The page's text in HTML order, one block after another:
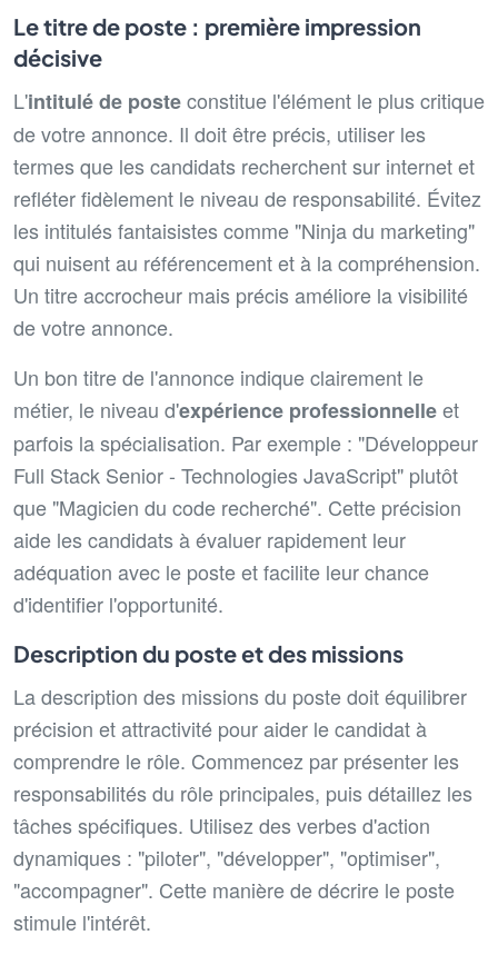
Le titre de poste : première impression
décisive
L'intitulé de posteconstitue l'élément le plus critique
de votre annonce. Il doit être précis, utiliser les
termes que les candidats recherchent sur internet et
refléter fidèlement le niveau de responsabilité. Évitez
les intitulés fantaisistes comme "Ninja du marketing"
qui nuisent au référencement et à la compréhension.
Un titre accrocheur mais précis améliore la visibilité
de votre annonce.
Un bon titre de l'annonce indique clairement le
métier, le niveau d'expérience professionnelleet
parfois la spécialisation. Par exemple : "Développeur
Full Stack Senior - Technologies JavaScript" plutôt
que "Magicien du code recherché". Cette précision
aide les candidats à évaluer rapidement leur
adéquation avec le poste et facilite leur chance
d'identifier l'opportunité.
Description du poste et des missions
La description des missions du poste doit équilibrer
précision et attractivité pour aider le candidat à
comprendre le rôle. Commencez par présenter les
responsabilités du rôle principales, puis détaillez les
tâches spécifiques. Utilisez des verbes d'action
dynamiques : "piloter", "développer", "optimiser",
"accompagner". Cette manière de décrire le poste
stimule l'intérêt.